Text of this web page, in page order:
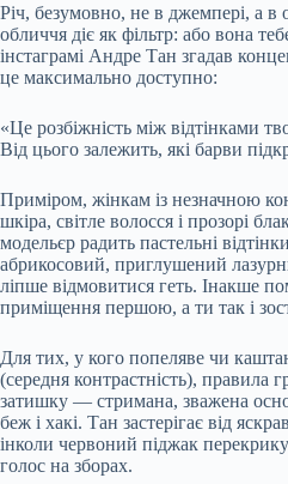
Річ, безумовно, не в джемпері, а в
обличчя діє як фільтр: або вона
інстаграмі Андре Тан згадав
це максимально доступно:
«Це розбіжність між відтінками
Від цього залежить, які барви
Приміром, жінкам із незначною
шкіра, світле волосся і прозорі
модельєр радить пастельні
абрикосовий, приглушений
ліпше відмовитися геть. Інакше
приміщення першою, а ти так і
Для тих, у кого попеляве чи
(середня контрастність), правила
затишку — стримана, зважена
беж і хакі. Тан застерігає від
інколи червоний піджак
голос на зборах.